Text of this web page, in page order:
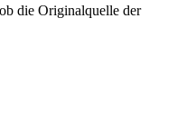
die Originalquelle der